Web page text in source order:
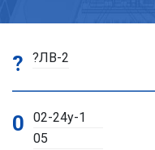
? ?ЛВ-2
0
02-24у-1
05